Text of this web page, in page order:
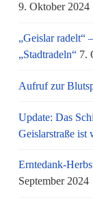
9. Oktober 2024
„Geislar radelt“
„Stadtradeln“ 7.
Aufruf zur
Update: Das
Geislarstraße ist
Erntedank-
September 2024